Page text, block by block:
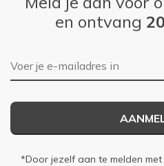
en ontvang
E-mailadres
*Door jezelf aan te melden